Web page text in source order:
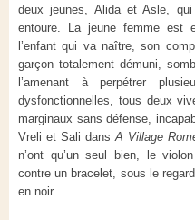
deux jeunes, Alida et Asle,
entoure. La jeune femme est
l’enfant qui va naître, son
garçon totalement démuni,
l’amenant à perpétrer
dysfonctionnelles, tous deux
marginaux sans défense,
Vreli et Sali dansA Village
n’ont qu’un seul bien, le
contre un bracelet, sous le
en noir.